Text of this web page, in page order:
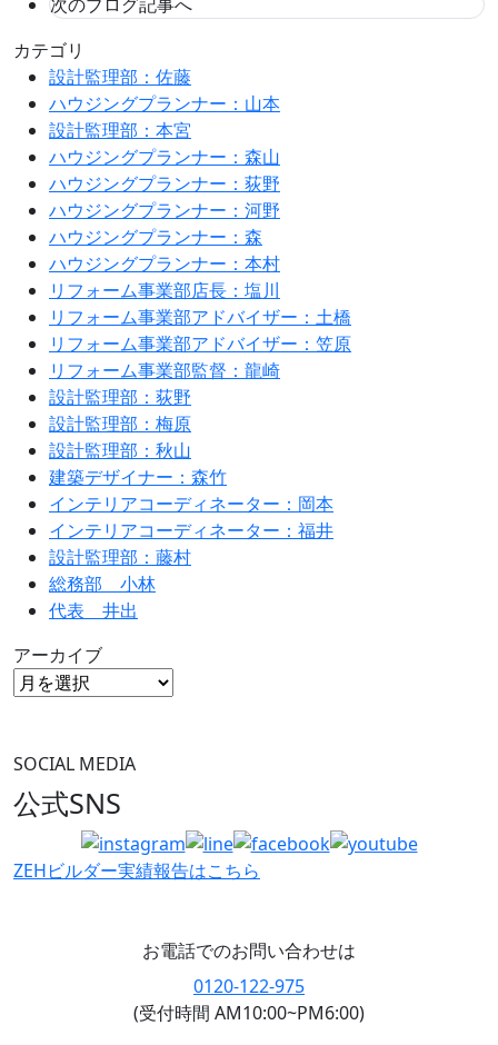
カテゴリ
設計監理部：佐藤
ハウジングプランナー：山本
設計監理部：本宮
ハウジングプランナー：森山
ハウジングプランナー：荻野
ハウジングプランナー：河野
ハウジングプランナー：森
ハウジングプランナー：本村
リフォーム事業部店長：塩川
リフォーム事業部アドバイザー：土橋
リフォーム事業部アドバイザー：笠原
リフォーム事業部監督：龍崎
設計監理部：荻野
設計監理部：梅原
設計監理部：秋山
建築デザイナー：森竹
インテリアコーディネーター：岡本
インテリアコーディネーター：福井
設計監理部：藤村
総務部 小林
代表 井出
アーカイブ
SOCIAL MEDIA
公式SNS
ZEHビルダー実績報告はこちら
お電話でのお問い合わせは
0120-122-975
(受付時間 AM10:00~PM6:00)